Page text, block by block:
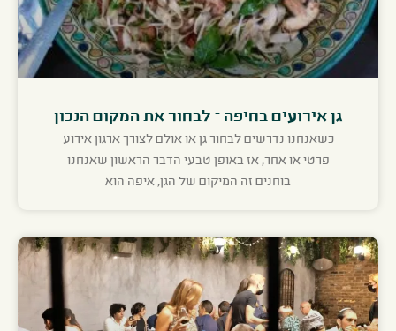
גן אירועים בחיפה – לבחור את המקום הנכון
כשאנחנו נדרשים לבחור גן או אולם לצורך ארגון אירוע
פרטי או אחר, אז באופן טבעי הדבר הראשון שאנחנו
בוחנים זה המיקום של הגן, איפה הוא